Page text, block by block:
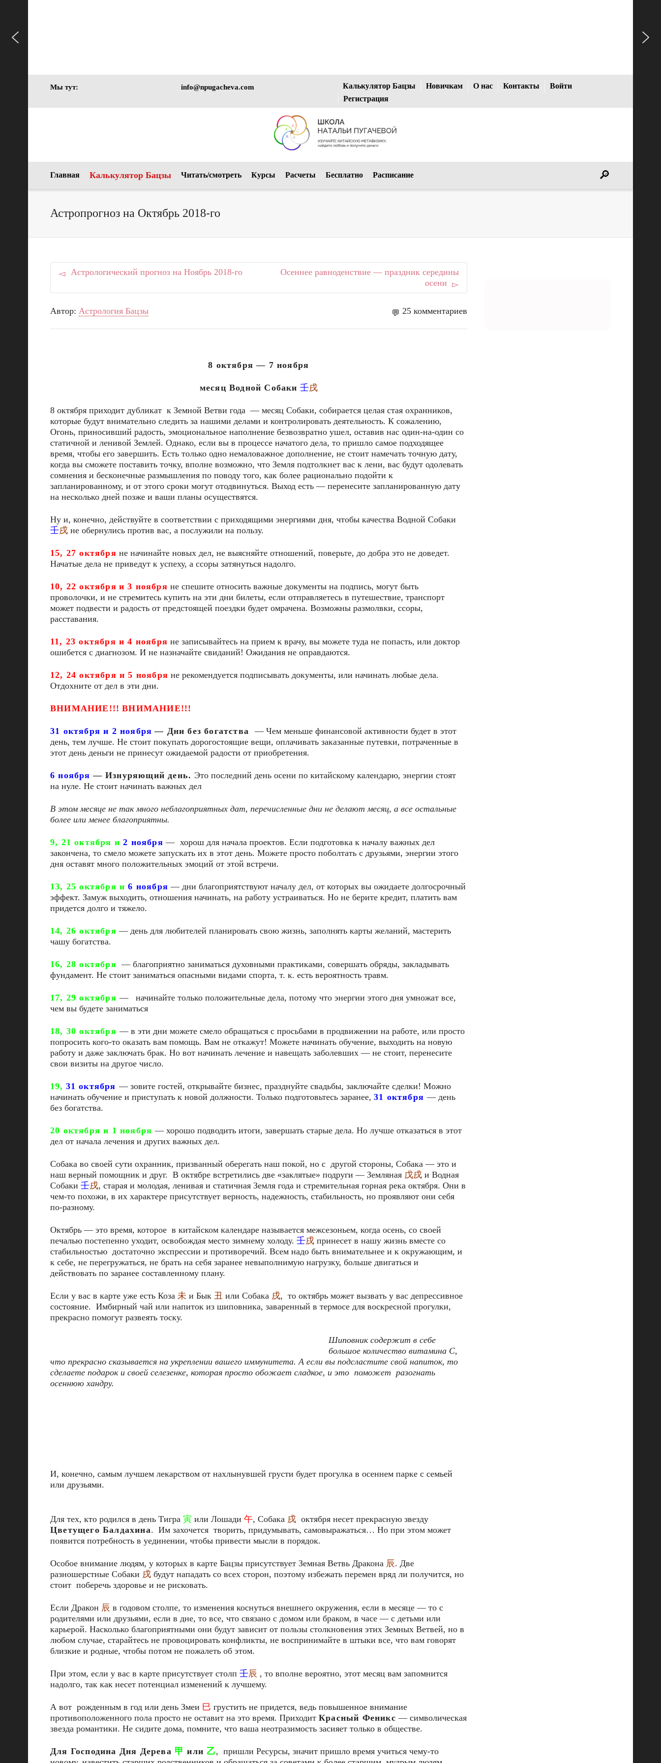
Мы тут: info@npugacheva.com Калькулятор Бацзы Новичкам О нас Контакты
Войти
Регистрация
Главная Калькулятор Бацзы Читать/смотреть Курсы Расчеты Бесплатно Расписание
Астропрогноз на Октябрь 2018-го
Астрологический прогноз на Ноябрь 2018-го
Осеннее равноденствие — праздник середины
осени
Автор: Астрология Бацзы 25 комментариев
8 октября — 7 ноября
месяц Водной Собаки 壬戌
8 октября приходит дубликат к Земной Ветви года — месяц Собаки, собирается целая стая охранников,
которые будут внимательно следить за нашими делами и контролировать деятельность. К сожалению,
Огонь, приносивший радость, эмоциональное наполнение безвозвратно ушел, оставив нас один-на-один со
статичной и ленивой Землей. Однако, если вы в процессе начатого дела, то пришло самое подходящее
время, чтобы его завершить. Есть только одно немаловажное дополнение, не стоит намечать точную дату,
когда вы сможете поставить точку, вполне возможно, что Земля подтолкнет вас к лени, вас будут одолевать
сомнения и бесконечные размышления по поводу того, как более рационально подойти к
запланированному, и от этого сроки могут отодвинуться. Выход есть — перенесите запланированную дату
на несколько дней позже и ваши планы осуществятся.
Ну и, конечно, действуйте в соответствии с приходящими энергиями дня, чтобы качества Водной Собаки
壬戌 не обернулись против вас, а послужили на пользу.
15, 27 октября не начинайте новых дел, не выясняйте отношений, поверьте, до добра это не доведет.
Начатые дела не приведут к успеху, а ссоры затянуться надолго.
10, 22 октября и 3 ноября не спешите относить важные документы на подпись, могут быть
проволочки, и не стремитесь купить на эти дни билеты, если отправляетесь в путешествие, транспорт
может подвести и радость от предстоящей поездки будет омрачена. Возможны размолвки, ссоры,
расставания.
11, 23 октября и 4 ноября не записывайтесь на прием к врачу, вы можете туда не попасть, или доктор
ошибется с диагнозом. И не назначайте свиданий! Ожидания не оправдаются.
12, 24 октября и 5 ноября не рекомендуется подписывать документы, или начинать любые дела.
Отдохните от дел в эти дни.
ВНИМАНИЕ!!! ВНИМАНИЕ!!!
31 октября и 2 ноября — Дни без богатства
— Чем меньше финансовой активности будет в этот
день, тем лучше. Не стоит покупать дорогостоящие вещи, оплачивать заказанные путевки, потраченные в
этот день деньги не принесут ожидаемой радости от приобретения.
6 ноября —Изнуряющий день. Это последний день осени по китайскому календарю, энергии стоят
на нуле. Не стоит начинать важных дел
В этом месяце не так много неблагоприятных дат, перечисленные дни не делают месяц, а все остальные
более или менее благоприятны.
9, 21 октября и2 ноября — хорош для начала проектов. Если подготовка к началу важных дел
закончена, то смело можете запускать их в этот день. Можете просто поболтать с друзьями, энергии этого
дня оставят много положительных эмоций от этой встречи.
13, 25 октября и 6 ноября — дни благоприятствуют началу дел, от которых вы ожидаете долгосрочный
эффект. Замуж выходить, отношения начинать, на работу устраиваться. Но не берите кредит, платить вам
придется долго и тяжело.
14, 26 октября — день для любителей планировать свою жизнь, заполнять карты желаний, мастерить
чашу богатства.
16, 28 октября — благоприятно заниматься духовными практиками, совершать обряды, закладывать
фундамент. Не стоит заниматься опасными видами спорта, т. к. есть вероятность травм.
17, 29 октября— начинайте только положительные дела, потому что энергии этого дня умножат все,
чем вы будете заниматься
18, 30 октября— в эти дни можете смело обращаться с просьбами в продвижении на работе, или просто
попросить кого-то оказать вам помощь. Вам не откажут! Можете начинать обучение, выходить на новую
работу и даже заключать брак. Но вот начинать лечение и навещать заболевших — не стоит, перенесите
свои визиты на другое число.
19, 31 октября— зовите гостей, открывайте бизнес, празднуйте свадьбы, заключайте сделки! Можно
начинать обучение и приступать к новой должности. Только подготовьтесь заранее, 31 октября— день
без богатства.
20 октября и 1 ноября— хорошо подводить итоги, завершать старые дела. Но лучше отказаться в этот
дел от начала лечения и других важных дел.
Собака во своей сути охранник, призванный оберегать наш покой, но с другой стороны, Собака — это и
наш верный помощник и друг. В октябре встретились две «заклятые» подруги — Земляная 戊戌 и Водная
Собаки 壬戌, старая и молодая, ленивая и статичная Земля года и стремительная горная река октября. Они в
чем-то похожи, в их характере присутствует верность, надежность, стабильность, но проявляют они себя
по-разному.
Октябрь — это время, которое в китайском календаре называется межсезоньем, когда осень, со своей
печалью постепенно уходит, освобождая место зимнему холоду. 壬戌 принесет в нашу жизнь вместе со
стабильностью достаточно экспрессии и противоречий. Всем надо быть внимательнее и к окружающим, и
к себе, не перегружаться, не брать на себя заранее невыполнимую нагрузку, больше двигаться и
действовать по заранее составленному плану.
Если у вас в карте уже есть Коза 未 и Бык 丑 или Собака 戌, то октябрь может вызвать у вас депрессивное
состояние. Имбирный чай или напиток из шиповника, заваренный в термосе для воскресной прогулки,
прекрасно помогут развеять тоску.
Шиповник содержит в себе
большое количество витамина С,
что прекрасно сказывается на укреплении вашего иммунитета. А если вы подсластите свой напиток, то
сделаете подарок и своей селезенке, которая просто обожает сладкое, и это поможет разогнать
осеннюю хандру.
И, конечно, самым лучшем лекарством от нахлынувшей грусти будет прогулка в осеннем парке с семьей
или друзьями.
Для тех, кто родился в день Тигра 寅 или Лошади 午, Собака 戌 октября несет прекрасную звезду
Цветущего Балдахина. Им захочется творить, придумывать, самовыражаться… Но при этом может
появится потребность в уединении, чтобы привести мысли в порядок.
Особое внимание людям, у которых в карте Бацзы присутствует Земная Ветвь Дракона 辰. Две
разношерстные Собаки 戌 будут нападать со всех сторон, поэтому избежать перемен вряд ли получится, но
стоит поберечь здоровье и не рисковать.
Если Дракон 辰 в годовом столпе, то изменения коснуться внешнего окружения, если в месяце — то с
родителями или друзьями, если в дне, то все, что связано с домом или браком, в часе — с детьми или
карьерой. Насколько благоприятными они будут зависит от пользы столкновения этих Земных Ветвей, но в
любом случае, старайтесь не провоцировать конфликты, не воспринимайте в штыки все, что вам говорят
близкие и родные, чтобы потом не пожалеть об этом.
При этом, если у вас в карте присутствует столп 壬辰 , то вполне вероятно, этот месяц вам запомнится
надолго, так как несет потенциал изменений к лучшему.
А вот рожденным в год или день Змеи 巳 грустить не придется, ведь повышенное внимание
противоположенного пола просто не оставит на это время. Приходит Красный Феникс — символическая
звезда романтики. Не сидите дома, помните, что ваша неотразимость засияет только в обществе.
Для Господина Дня Дерева 甲или 乙, пришли Ресурсы, значит пришло время учиться чему-то